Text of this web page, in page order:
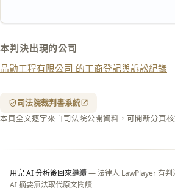
本判決出現的公司
品勛工程有限公司 的工商登記與訴訟紀錄
司法院裁判書系統
本頁全文逐字來自司法院公開資料，可開新分頁核
用完 AI 分析後回來繼續— 法律人 LawPlayer 有判
AI 摘要無法取代原文閱讀